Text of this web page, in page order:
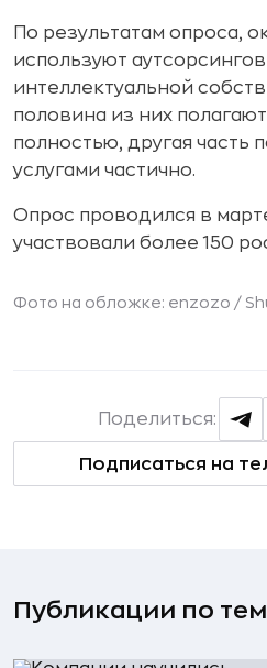
По результатам опроса,
используют
интеллектуальной
половина из них
полностью, другая часть
услугами частично.
Опрос проводился в
участвовали более 150
Фото на обложке: enzozo /
Подписаться на
Поделиться:
Публикации по